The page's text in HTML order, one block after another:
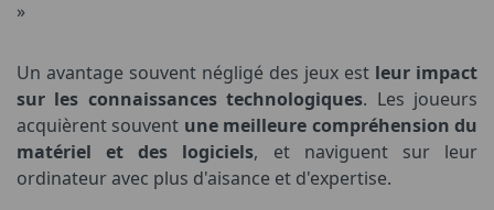
»
Un avantage souvent négligé des jeux est leur impact
sur les connaissances technologiques. Les joueurs
acquièrent souvent une meilleure compréhension du
matériel et des logiciels, et naviguent sur leur
ordinateur avec plus d'aisance et d'expertise.